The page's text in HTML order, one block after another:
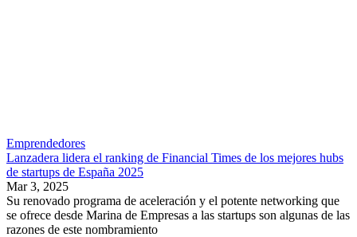
Emprendedores
Lanzadera lidera el ranking de Financial Times de los mejores hubs
de startups de España 2025
Mar 3, 2025
Su renovado programa de aceleración y el potente networking que
se ofrece desde Marina de Empresas a las startups son algunas de las
razones de este nombramiento